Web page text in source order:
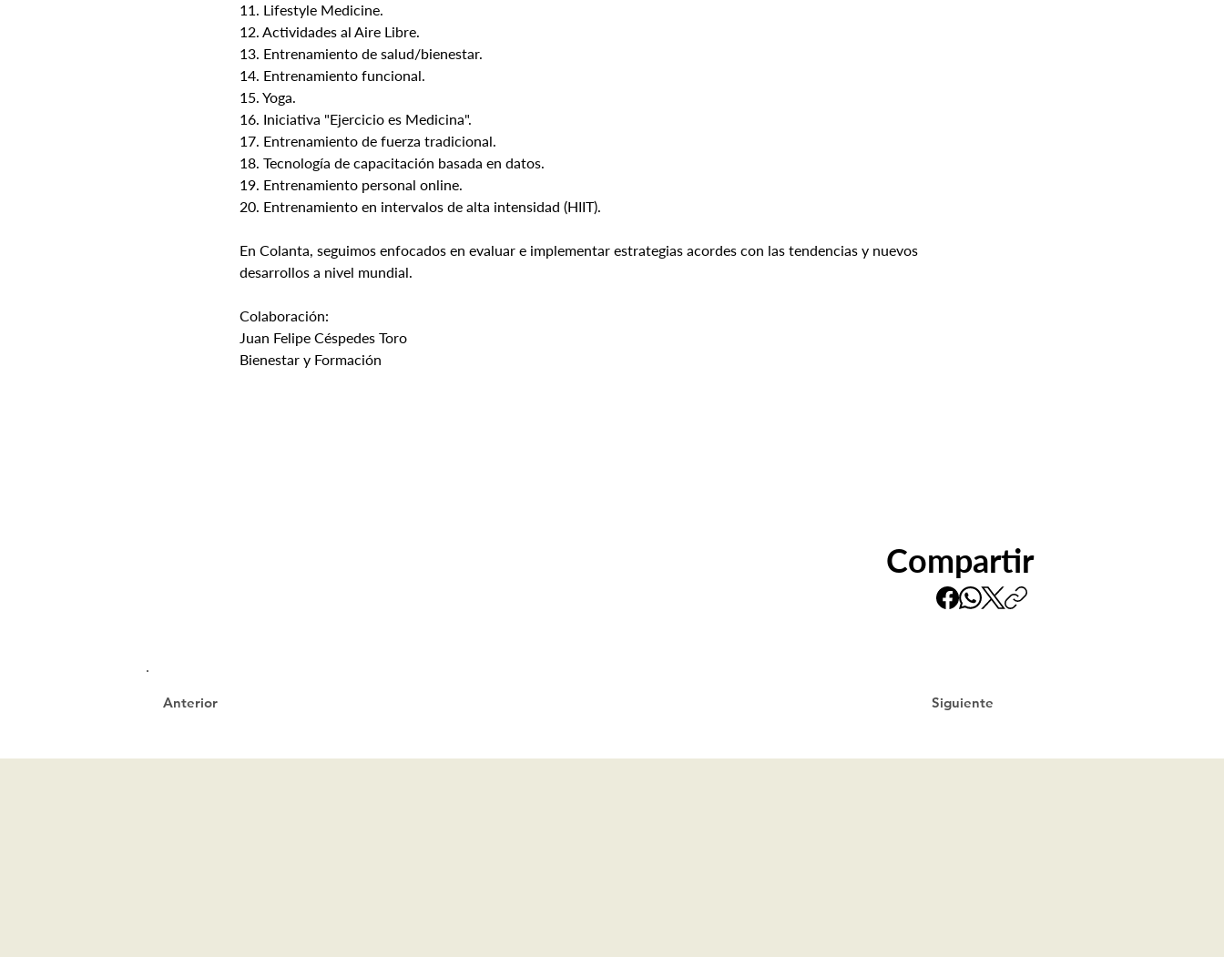
11. Lifestyle Medicine.
12. Actividades al Aire Libre.
13. Entrenamiento de salud/bienestar.
14. Entrenamiento funcional.
15. Yoga.
16. Iniciativa "Ejercicio es Medicina".
17. Entrenamiento de fuerza tradicional.
18. Tecnología de capacitación basada en datos.
19. Entrenamiento personal online.
20. Entrenamiento en intervalos de alta intensidad (HIIT).
En Colanta, seguimos enfocados en evaluar e implementar estrategias acordes con las tendencias y nuevos
desarrollos a nivel mundial.
Colaboración:
Juan Felipe Céspedes Toro
Bienestar y Formación
Compartir
Siguiente
Anterior